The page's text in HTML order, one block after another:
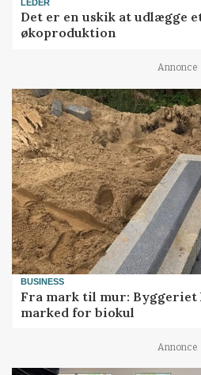
LEDER
Det er en uskik at udlægge
økoproduktion
Annonce
BUSINESS
Fra mark til mur: Byggeriet
marked for biokul
Annonce